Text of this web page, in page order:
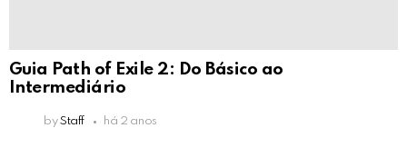
Guia Path of Exile 2: Do Básico ao
Intermediário
by Staff há 2 anos